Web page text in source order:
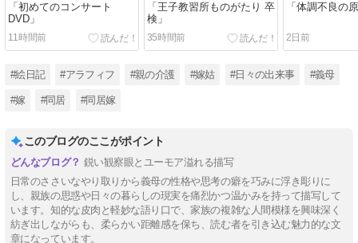
「初めてのコンサート
DVD」
11時間前
「王子教習所ものがたり 卒
検」
35時間前
「体調不良の
2日前
#絵日記 #アラフィフ #親の介護 #嫁姑 #日々の出来事 #義母
#嫁 #同居 #同居嫁
このブログのここがポイント
鋭い観察眼とユーモア溢れる描写
日常のささいなやり取りから義母の性格や思考の癖を巧みに浮き彫りに
し、親族の思惑や日々の暮らしの現実を痛烈かつ温かみを持って描写して
います。知的な皮肉と軽妙な語り口で、家族の複雑な人間模様を興味深く
紡ぎ出しながらも、柔らかい距離感を保ち、読む者を引き込む魅力的な文
章になっています。